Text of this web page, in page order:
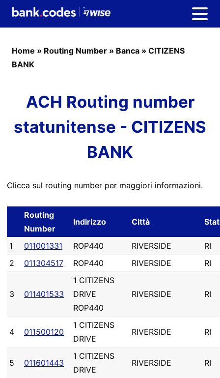
Home » Routing Number » Banca » CITIZENS
BANK
ACH Routing number
statunitense - CITIZENS
BANK
Clicca sul routing number per maggiori informazioni.
Routing
Number
Indirizzo Città
1 011001331 ROP440 RIVERSIDE
RI
2
011304517 ROP440 RIVERSIDE RI
3 011401533
1 CITIZENS
DRIVE
ROP440
RIVERSIDE RI
4 011500120
1 CITIZENS
DRIVE
RIVERSIDE RI
5 011601443
1 CITIZENS
DRIVE
RIVERSIDE RI